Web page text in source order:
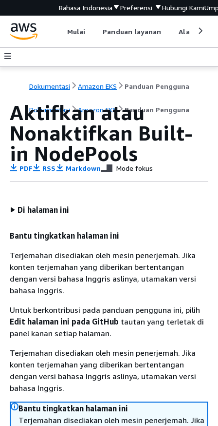
Bahasa Indonesia Preferensi Hubungi Kami
Mulai Panduan layanan Alat
Dokumentasi Amazon EKS Panduan Pengguna
Dokumentasi Amazon EKS Panduan Pengguna
Aktifkan atau
Nonaktifkan Built-
in NodePools
PDF RSS Markdown Mode fokus
Di halaman ini
Bantu tingkatkan halaman ini
Terjemahan disediakan oleh mesin penerjemah. Jika
konten terjemahan yang diberikan bertentangan
dengan versi bahasa Inggris aslinya, utamakan versi
bahasa Inggris.
Untuk berkontribusi pada panduan pengguna ini, pilih
Edit halaman ini pada GitHub tautan yang terletak di
panel kanan setiap halaman.
Terjemahan disediakan oleh mesin penerjemah. Jika
konten terjemahan yang diberikan bertentangan
dengan versi bahasa Inggris aslinya, utamakan versi
bahasa Inggris.
Bantu tingkatkan halaman ini
Terjemahan disediakan oleh mesin penerjemah. Jika